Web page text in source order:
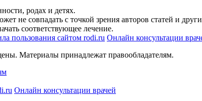
родах и детях.
не совпадать с точкой зрения авторов статей и
соответствующее лечение.
пользования сайтом rodi.ru Онлайн консультации
Материалы принадлежат правообладателям.
Онлайн консультации врачей